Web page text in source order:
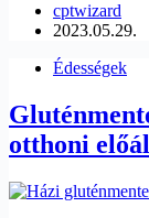
cptwizard
2023.05.29.
Édességek
otthoni